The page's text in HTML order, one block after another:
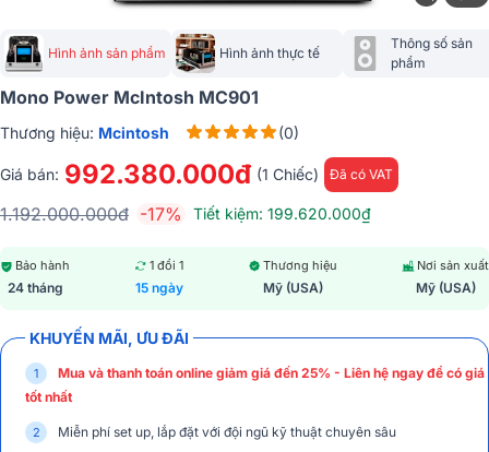
Hình ảnh sản phẩm Hình ảnh thực tế
Thông số sản
phẩm
Mono Power McIntosh MC901
Thương hiệu: Mcintosh (0)
Giá bán: 992.380.000đ (1 Chiếc) Đã có VAT
1.192.000.000đ -17% Tiết kiệm: 199.620.000₫
Bảo hành
24 tháng
1 đổi 1
15 ngày
Thương hiệu
Mỹ (USA)
Nơi sản xuất
Mỹ (USA)
KHUYẾN MÃI, ƯU ĐÃI
Mua và thanh toán online giảm giá đến 25% - Liên hệ ngay để có giá
tốt nhất
Miễn phí set up, lắp đặt với đội ngũ kỹ thuật chuyên sâu